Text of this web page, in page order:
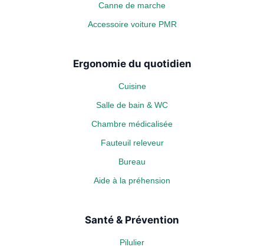
Canne de marche
Accessoire voiture PMR
Ergonomie du quotidien
Cuisine
Salle de bain & WC
Chambre médicalisée
Fauteuil releveur
Bureau
Aide à la préhension
Santé & Prévention
Pilulier